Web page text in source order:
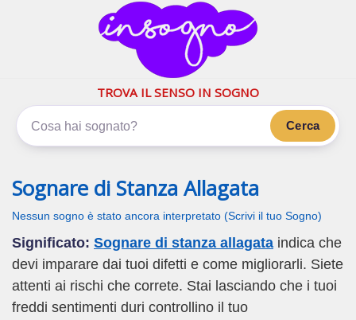
inSogno.com
I sogni significano di piùTROVA IL SENSO IN SOGNO
Cerca
Sognare di Stanza Allagata
Nessun sogno è stato ancora interpretato (Scrivi il tuo Sogno)
Significato: Sognare di stanza allagata indica che
devi imparare dai tuoi difetti e come migliorarli. Siete
attenti ai rischi che correte. Stai lasciando che i tuoi
freddi sentimenti duri controllino il tuo